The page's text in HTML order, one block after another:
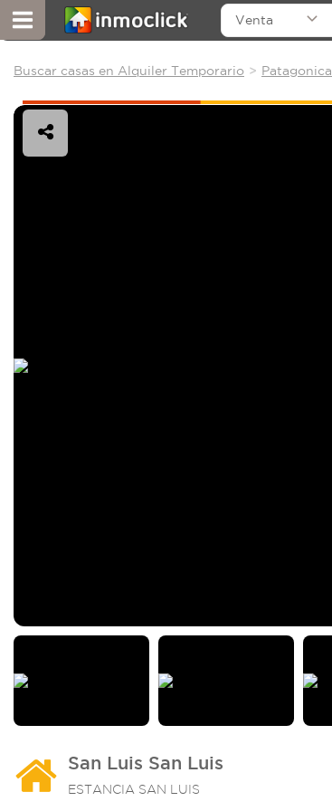
Venta
Buscar casas en Alquiler Temporario
San Luis San Luis
ESTANCIA SAN LUIS